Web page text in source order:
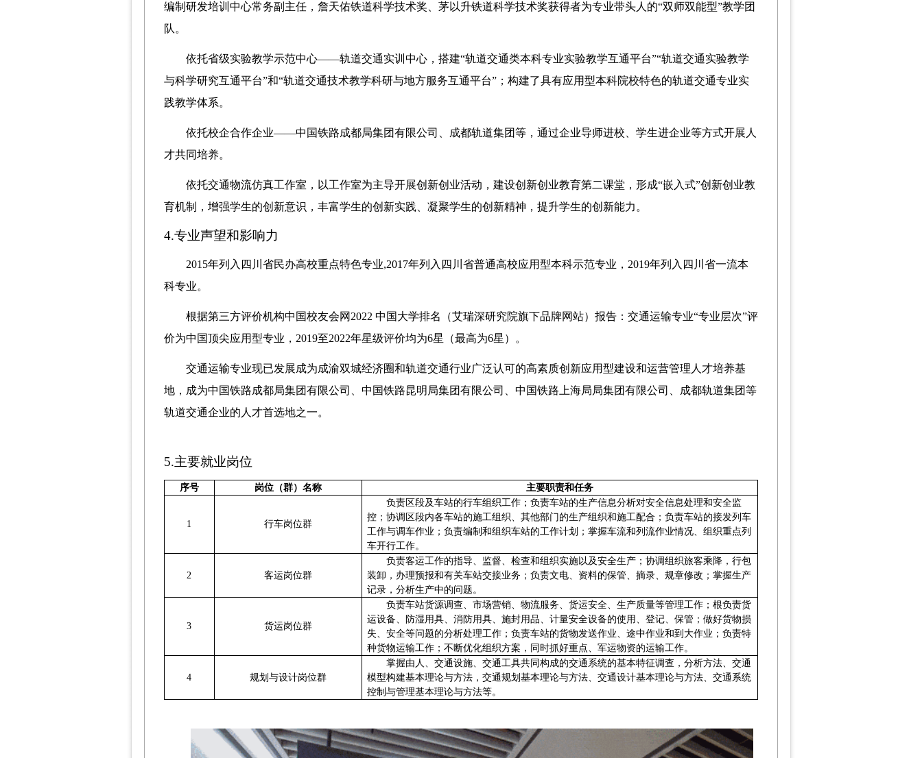
编制研发培训中心常务副主任，詹天佑铁道科学技术奖、茅以升铁道科学技术奖获得者为专业带头人的“双师双能型”教学团
队。
依托省级实验教学示范中心——轨道交通实训中心，搭建“轨道交通类本科专业实验教学互通平台”“轨道交通实验教学
与科学研究互通平台”和“轨道交通技术教学科研与地方服务互通平台”；构建了具有应用型本科院校特色的轨道交通专业实
践教学体系。
依托校企合作企业——中国铁路成都局集团有限公司、成都轨道集团等，通过企业导师进校、学生进企业等方式开展人
才共同培养。
依托交通物流仿真工作室，以工作室为主导开展创新创业活动，建设创新创业教育第二课堂，形成“嵌入式”创新创业教
育机制，增强学生的创新意识，丰富学生的创新实践、凝聚学生的创新精神，提升学生的创新能力。
4.专业声望和影响力
2015年列入四川省民办高校重点特色专业,2017年列入四川省普通高校应用型本科示范专业，2019年列入四川省一流本
科专业。
根据第三方评价机构中国校友会网 2022 中国大学排名（艾瑞深研究院旗下品牌网站）报告：交通运输专业“专业层次”评
价为中国顶尖应用型专业， 2019至2022年星级评价均为6星（最高为6星）。
交通运输专业现已发展成为成渝双城经济圈和轨道交通行业广泛认可的高素质创新应用型建设和运营管理人才培养基
地，成为中国铁路成都局集团有限公司、中国铁路昆明局集团有限公司、中国铁路上海局局集团有限公司、成都轨道集团等
轨道交通企业的人才首选地之一。
5.主要就业岗位
序号 岗位（群）名称 主要职责和任务
1 行车岗位群
负责区段及车站的行车组织工作；负责车站的生产信息分析对安全信息处理和安全监
控；协调区段内各车站的施工组织、其他部门的生产组织和施工配合；负责车站的接发列车
工作与调车作业；负责编制和组织车站的工作计划；掌握车流和列流作业情况、组织重点列
车开行工作。
2 客运岗位群
负责客运工作的指导、监督、检查和组织实施以及安全生产；协调组织旅客乘降，行包
装卸，办理预报和有关车站交接业务；负责文电、资料的保管、摘录、规章修改；掌握生产
记录，分析生产中的问题。
3 货运岗位群
负责车站货源调查、市场营销、物流服务、货运安全、生产质量等管理工作；根负责货
运设备、防湿用具、消防用具、施封用品、计量安全设备的使用、登记、保管；做好货物损
失、安全等问题的分析处理工作；负责车站的货物发送作业、途中作业和到大作业；负责特
种货物运输工作；不断优化组织方案，同时抓好重点、军运物资的运输工作。
4 规划与设计岗位群
掌握由人、交通设施、交通工具共同构成的交通系统的基本特征调查，分析方法、交通
模型构建基本理论与方法，交通规划基本理论与方法、交通设计基本理论与方法、交通系统
控制与管理基本理论与方法等。